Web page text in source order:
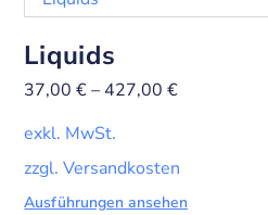
Liquids
37,00€– 427,00€
exkl. MwSt.
zzgl. Versandkosten
Ausführungen ansehen